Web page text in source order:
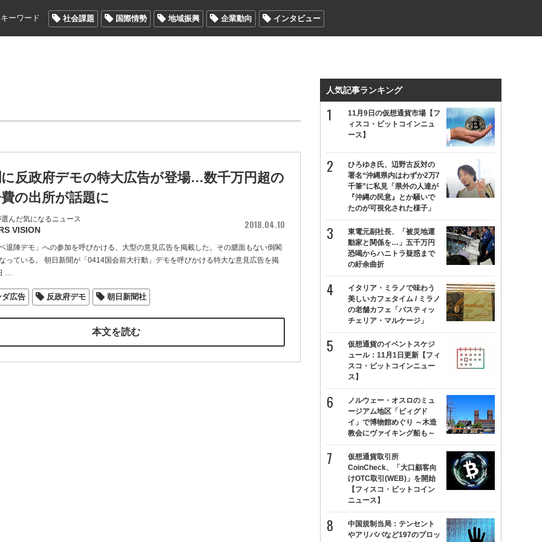
ーワード 社会課題 国際情勢 地域振興 企業動向 インタビュー
反政府デモの特大広告が登場…数千万円超の
の出所が話題に
んだ気になるニュース
VISION 2018.04.10
退陣デモ」への参加を呼びかける、大型の意見広告を掲載した。その臆面もない倒閣
っている。 朝日新聞が「0414国会前大行動」デモを呼びかける特大な意見広告を掲
…
ダ広告 反政府デモ 朝日新聞社
本文を読む
人気記事ランキング
11月9日の仮想通貨市場【フ
ィスコ・ビットコインニュ
ース】
ひろゆき氏、辺野古反対の
署名“沖縄県内はわずか2万7
千筆”に私見「県外の人達が
『沖縄の民意』とか騒いで
たのが可視化された様子」
東電元副社長、「被災地運
動家と関係を…」五千万円
恐喝からハニトラ疑惑まで
の紆余曲折
イタリア・ミラノで味わう
美しいカフェタイム / ミラノ
の老舗カフェ「パスティッ
チェリア・マルケージ」
仮想通貨のイベントスケジ
ュール：11月1日更新【フィ
スコ・ビットコインニュー
ス】
ノルウェー・オスロのミュ
ージアム地区「ビィグド
イ」で博物館めぐり ～木造
教会にヴァイキング船も～
仮想通貨取引所
CoinCheck、「大口顧客向
けOTC取引(WEB)」を開始
【フィスコ・ビットコイン
ニュース】
中国規制当局：テンセント
やアリババなど197のブロッ